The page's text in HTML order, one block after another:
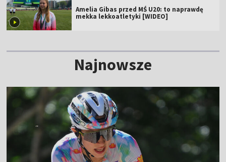
Amelia Gibas przed MŚ U20: to naprawdę
mekka lekkoatletyki [WIDEO]
Najnowsze